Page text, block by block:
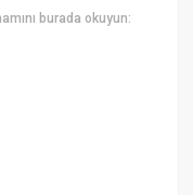
burada okuyun: